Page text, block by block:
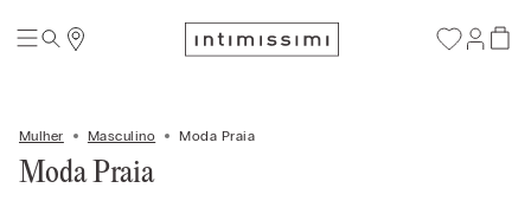
Mulher Masculino Moda Praia
Moda Praia